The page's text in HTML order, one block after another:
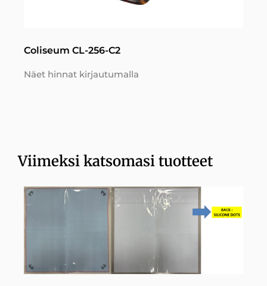
Coliseum CL-256-C2
Näet hinnat kirjautumalla
Viimeksi katsomasi tuotteet